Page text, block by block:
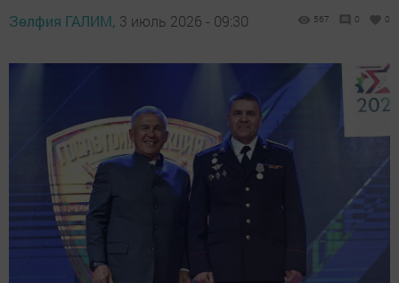
Зөлфия ГАЛИМ, 3 июль 2026 - 09:30 567 0 0